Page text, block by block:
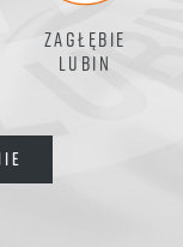
ZAGŁĘBIE
LUBIN